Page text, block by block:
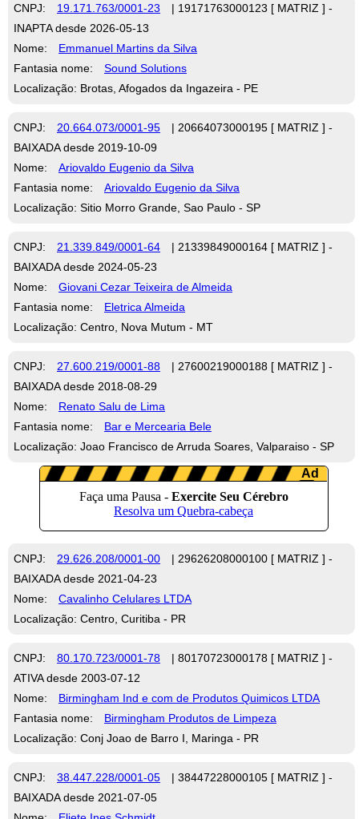
CNPJ: 19.171.763/0001-23
| 19171763000123 [ MATRIZ ] -
INAPTA desde 2026-05-13
Nome:
Emmanuel Martins da Silva
Fantasia nome:
Sound Solutions
Localização: Brotas, Afogados da Ingazeira - PE
CNPJ: 20.664.073/0001-95
| 20664073000195 [ MATRIZ ] -
BAIXADA desde 2019-10-09
Nome:
Ariovaldo Eugenio da Silva
Fantasia nome:
Ariovaldo Eugenio da Silva
Localização: Sitio Morro Grande, Sao Paulo - SP
CNPJ: 21.339.849/0001-64
| 21339849000164 [ MATRIZ ] -
BAIXADA desde 2024-05-23
Nome:
Giovani Cezar Teixeira de Almeida
Fantasia nome:
Eletrica Almeida
Localização: Centro, Nova Mutum - MT
CNPJ: 27.600.219/0001-88
| 27600219000188 [ MATRIZ ] -
BAIXADA desde 2018-08-29
Nome:
Renato Salu de Lima
Fantasia nome:
Bar e Mercearia Bele
Localização: Joao Francisco de Arruda Soares, Valparaiso - SP
CNPJ: 29.626.208/0001-00
| 29626208000100 [ MATRIZ ] -
BAIXADA desde 2021-04-23
Nome:
Cavalinho Celulares LTDA
Localização: Centro, Curitiba - PR
CNPJ: 80.170.723/0001-78
| 80170723000178 [ MATRIZ ] -
ATIVA desde 2003-07-12
Nome:
Birmingham Ind e com de Produtos Quimicos LTDA
Fantasia nome:
Birmingham Produtos de Limpeza
Localização: Conj Joao de Barro I, Maringa - PR
CNPJ: 38.447.228/0001-05
| 38447228000105 [ MATRIZ ] -
BAIXADA desde 2021-07-05